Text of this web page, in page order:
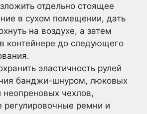
отдельно стоящее
в сухом помещении, дать
на воздухе, а затем
контейнере до следующего
эластичность рулей
банджи-шнуром, люковых
неопреновых чехлов,
регулировочные ремни и